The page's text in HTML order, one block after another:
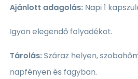
Ajánlott adagolás: Napi 1
Igyon elegendő folyadékot.
Tárolás:Száraz helyen,
napfényen és fagyban.